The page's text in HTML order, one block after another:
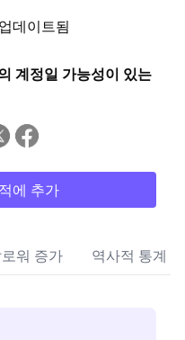
데이트됨
계정일 가능성이 있는
에 추가
워 증가 역사적 통계